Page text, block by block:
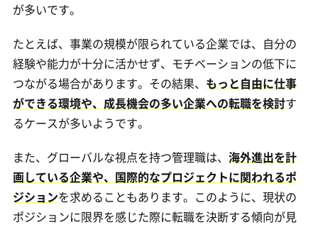
が多いです。
たとえば、事業の規模が限られている企業では、自分の
経験や能力が十分に活かせず、モチベーションの低下に
つながる場合があります。その結果、 もっと自由に仕事
ができる環境や、成長機会の多い企業への転職を検討す
るケースが多いようです。
また、グローバルな視点を持つ管理職は、 海外進出を計
画している企業や、国際的なプロジェクトに関われるポ
ジションを求めることもあります。このように、現状の
ポジションに限界を感じた際に転職を決断する傾向が見